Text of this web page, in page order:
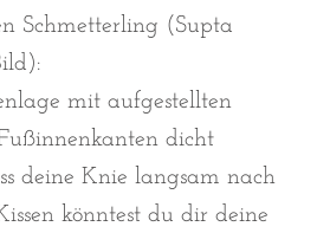
Schmetterling (Supta
mit aufgestellten
dicht
deine Knie langsam nach
könntest du dir deine